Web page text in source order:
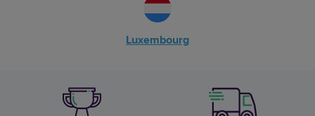
Luxembourg